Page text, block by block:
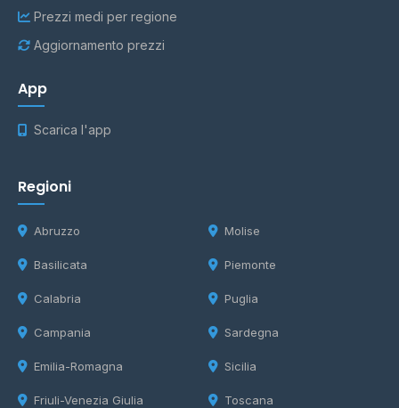
Prezzi medi per regione
Aggiornamento prezzi
App
Scarica l'app
Regioni
Abruzzo
Basilicata
Calabria
Campania
Emilia-Romagna
Friuli-Venezia Giulia
Molise
Piemonte
Puglia
Sardegna
Sicilia
Toscana